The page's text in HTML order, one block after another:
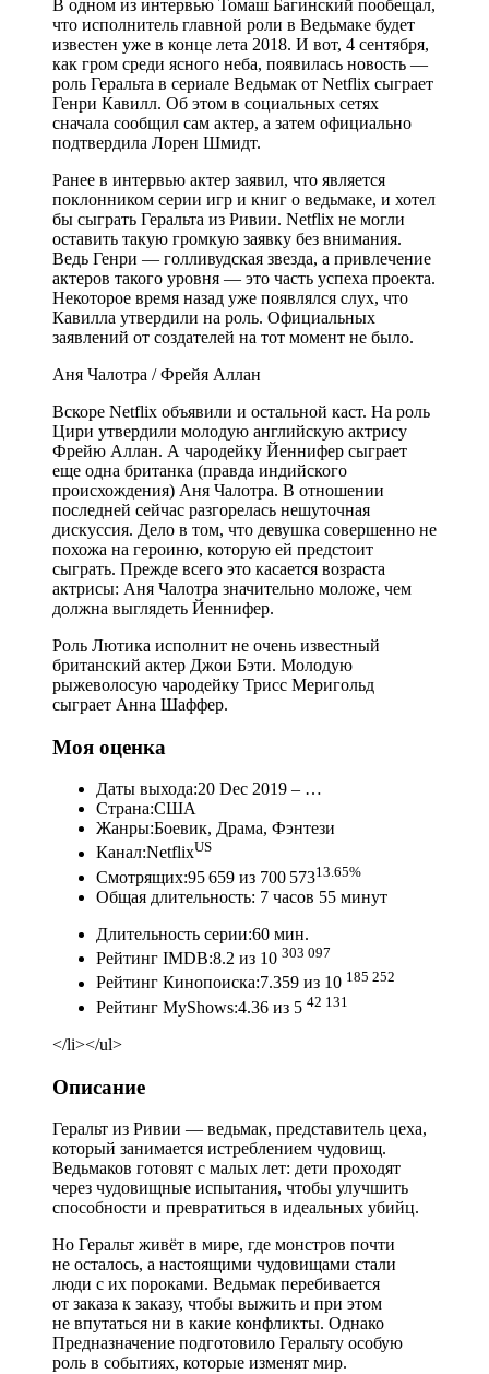
В одном из интервью Томаш Багинский пообещал,
что исполнитель главной роли в Ведьмаке будет
известен уже в конце лета 2018. И вот, 4 сентября,
как гром среди ясного неба, появилась новость —
роль Геральта в сериале Ведьмак от Netflix сыграет
Генри Кавилл. Об этом в социальных сетях
сначала сообщил сам актер, а затем официально
подтвердила Лорен Шмидт.
Ранее в интервью актер заявил, что является
поклонником серии игр и книг о ведьмаке, и хотел
бы сыграть Геральта из Ривии. Netflix не могли
оставить такую громкую заявку без внимания.
Ведь Генри — голливудская звезда, а привлечение
актеров такого уровня — это часть успеха проекта.
Некоторое время назад уже появлялся слух, что
Кавилла утвердили на роль. Официальных
заявлений от создателей на тот момент не было.
Аня Чалотра / Фрейя Аллан
Вскоре Netflix объявили и остальной каст. На роль
Цири утвердили молодую английскую актрису
Фрейю Аллан. А чародейку Йеннифер сыграет
еще одна британка (правда индийского
происхождения) Аня Чалотра. В отношении
последней сейчас разгорелась нешуточная
дискуссия. Дело в том, что девушка совершенно не
похожа на героиню, которую ей предстоит
сыграть. Прежде всего это касается возраста
актрисы: Аня Чалотра значительно моложе, чем
должна выглядеть Йеннифер.
Роль Лютика исполнит не очень известный
британский актер Джои Бэти. Молодую
рыжеволосую чародейку Трисс Меригольд
сыграет Анна Шаффер.
Моя оценка
Даты выхода:20 Dec 2019 – …
Страна:США
Жанры:Боевик, Драма, Фэнтези
Канал:NetflixUS
Смотрящих:95 659 из 700 57313.65%
Общая длительность: 7 часов 55 минут
Длительность серии:60 мин.
Рейтинг IMDB:8.2 из 10 303 097
Рейтинг Кинопоиска:7.359 из 10 185 252
Рейтинг MyShows:4.36 из 5 42 131
</li></ul>
Описание
Геральт из Ривии — ведьмак, представитель цеха,
который занимается истреблением чудовищ.
Ведьмаков готовят с малых лет: дети проходят
через чудовищные испытания, чтобы улучшить
способности и превратиться в идеальных убийц.
Но Геральт живёт в мире, где монстров почти
не осталось, а настоящими чудовищами стали
люди с их пороками. Ведьмак перебивается
от заказа к заказу, чтобы выжить и при этом
не впутаться ни в какие конфликты. Однако
Предназначение подготовило Геральту особую
роль в событиях, которые изменят мир.